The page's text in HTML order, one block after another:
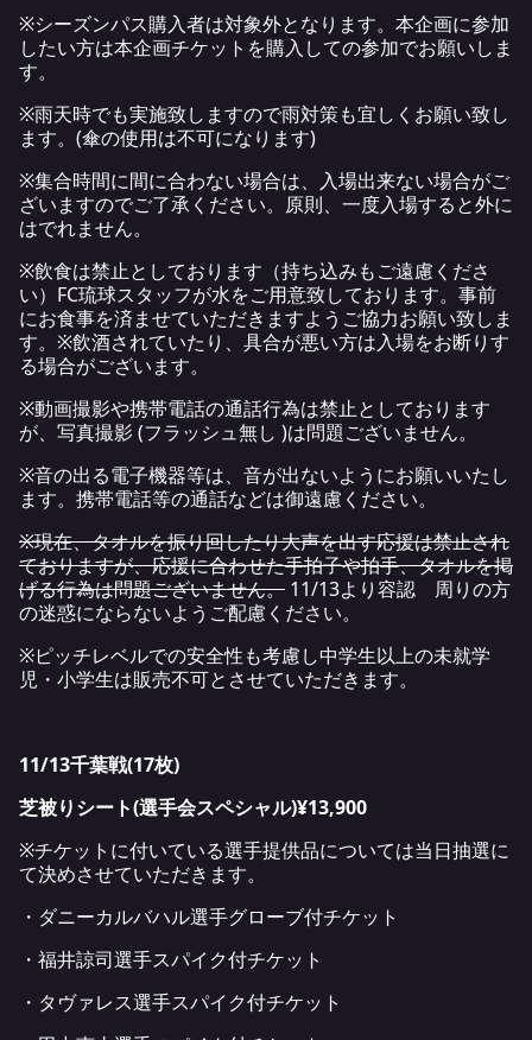
※シーズンパス購入者は対象外となります。本企画に参加
したい方は本企画チケットを購入しての参加でお願いしま
す。
※雨天時でも実施致しますので雨対策も宜しくお願い致し
ます。(傘の使用は不可になります)
※集合時間に間に合わない場合は、入場出来ない場合がご
ざいますのでご了承ください。原則、一度入場すると外に
はでれません。
※飲食は禁止としております（持ち込みもご遠慮くださ
い）FC琉球スタッフが水をご用意致しております。事前
にお食事を済ませていただきますようご協力お願い致しま
す。※飲酒されていたり、具合が悪い方は入場をお断りす
る場合がございます。
※動画撮影や携帯電話の通話行為は禁止としております
が、写真撮影 (フラッシュ無し )は問題ございません。
※音の出る電子機器等は、音が出ないようにお願いいたし
ます。携帯電話等の通話などは御遠慮ください。
※現在、タオルを振り回したり大声を出す応援は禁止され
ておりますが、応援に合わせた手拍子や拍手、タオルを掲
げる行為は問題ございません。 11/13より容認 周りの方
の迷惑にならないようご配慮ください。
※ピッチレベルでの安全性も考慮し中学生以上の未就学
児・小学生は販売不可とさせていただきます。
11/13千葉戦(17枚)
芝被りシート(選手会スペシャル)¥13,900
※チケットに付いている選手提供品については当日抽選に
て決めさせていただきます。
・ダニーカルバハル選手グローブ付チケット
・福井諒司選手スパイク付チケット
・タヴァレス選手スパイク付チケット